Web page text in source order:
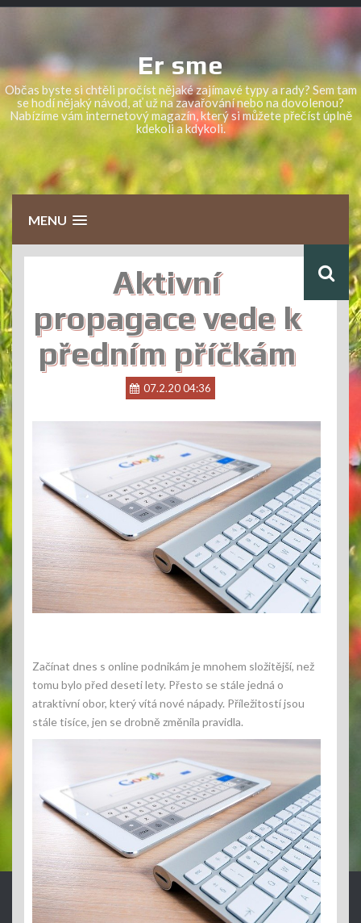
Skip
Er sme
Občas byste si chtěli pročíst nějaké zajímavé typy a rady? Sem tam
se hodí nějaký návod, ať už na zavařování nebo na dovolenou?
Nabízíme vám internetový magazín, který si můžete přečíst úplně
kdekoli a kdykoli.
MENU
Aktivní
propagace vede k
předním příčkám
07.2.20 04:36
Začínat dnes s online podnikám je mnohem složitější, než
tomu bylo před deseti lety. Přesto se stále jedná o
atraktivní obor, který vítá nové nápady. Příležitostí jsou
stále tisíce, jen se drobně změnila pravidla.